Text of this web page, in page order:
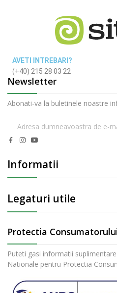
AVETI INTREBARI?
(+40) 215 28 03 22
Newsletter
Abonati-va la buletinele noastre
Informatii
Legaturi utile
Protectia
Puteti gasi informatii
Nationale pentru Protectia